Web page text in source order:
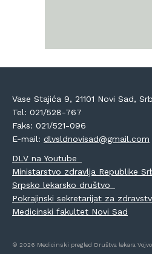
Vase Stajića 9, 21101 Novi Sad,
Tel: 021/528-767
Faks: 021/521-096
E-mail: dlvsldnovisad@gmail.com
DLV na Youtube
Ministarstvo zdravlja Republike
Srpsko lekarsko društvo
Pokrajinski sekretarijat za
Medicinski fakultet Novi Sad
© 2026 Medicinski pregled Društva lekara